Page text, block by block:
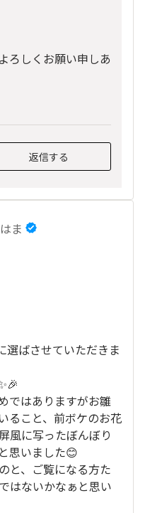
ろしくお願い申しあ
返信する
ま
ばさせていただきま
ではありますがお雛
ること、前ボケのお花
風に写ったぼんぼり
思いました😊
と、ご覧になる方た
はないかなぁと思い